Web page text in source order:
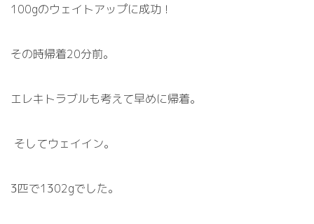
100gのウェイトアップに成功！
その時帰着20分前。
エレキトラブルも考えて早めに帰着。
そしてウェイイン。
3匹で1302gでした。